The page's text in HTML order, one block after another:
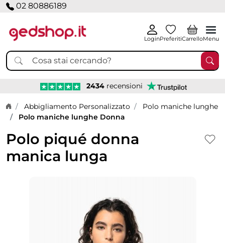
02 80886189
LoginPreferitiCarrelloMenu
2434 recensioni
Home page
Abbigliamento Personalizzato
Polo maniche lunghe
Polo maniche lunghe Donna
Polo piqué donna
manica lunga